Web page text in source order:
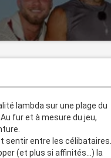
lambda sur une plage du
fur et à mesure du jeu,
sentir entre les célibataires...
(et plus si affinités...) la